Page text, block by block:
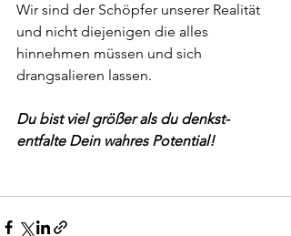
Wir sind der Schöpfer unserer Realität
und nicht diejenigen die alles
hinnehmen müssen und sich
drangsalieren lassen.
Du bist viel größer als du denkst-
entfalte Dein wahres Potential!